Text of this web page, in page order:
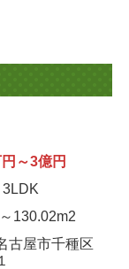
～3億円
～130.02m2
古屋市千種区